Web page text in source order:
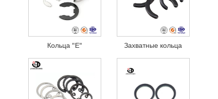
Кольца "Е" Захватные кольца